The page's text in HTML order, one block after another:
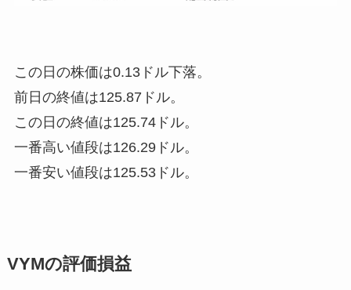
この日の株価は0.13ドル下落。
前日の終値は125.87ドル。
この日の終値は125.74ドル。
一番高い値段は126.29ドル。
一番安い値段は125.53ドル。
VYMの評価損益